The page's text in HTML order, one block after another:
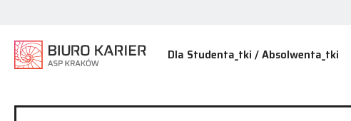
Dla Studenta_tki / Absolwenta_tki